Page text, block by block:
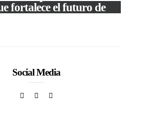
fortalece el futuro de
Social Media